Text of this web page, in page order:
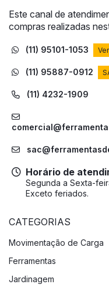
Este canal de
compras realizadas
(11) 95101-1053
(11) 95887-0912
(11) 4232-1909
Horário de
Segunda a Sexta-
Exceto feriados.
CATEGORIAS
Movimentação de Carga
Ferramentas
Jardinagem